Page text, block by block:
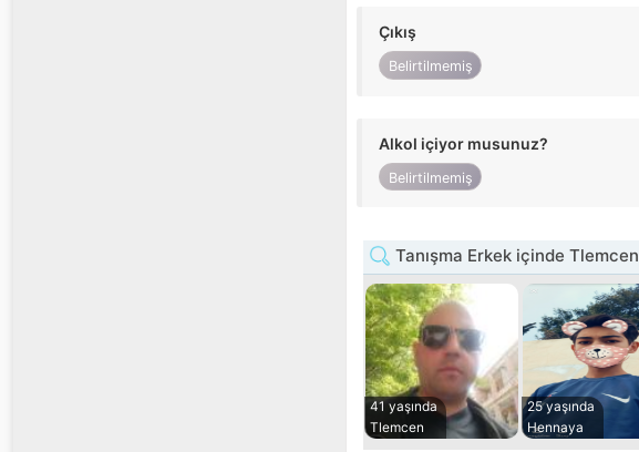
Çıkış
Belirtilmemiş
Alkol içiyor musunuz?
Belirtilmemiş
Tanışma Erkek içinde Tlemcen
41 yaşında
Tlemcen
25 yaşında
Hennaya